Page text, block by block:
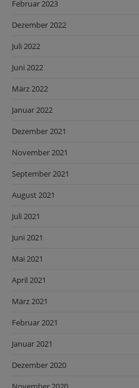
Februar 2023
Dezember 2022
Juli 2022
Juni 2022
März 2022
Januar 2022
Dezember 2021
November 2021
September 2021
August 2021
Juli 2021
Juni 2021
Mai 2021
April 2021
März 2021
Februar 2021
Januar 2021
Dezember 2020